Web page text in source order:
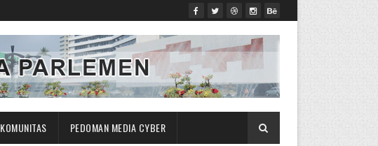
KOMUNITAS PEDOMAN MEDIA CYBER